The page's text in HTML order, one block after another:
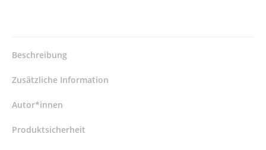
8260-
8
978-
8260-
Beschreibung
Zusätzliche Information
Autor*innen
Produktsicherheit